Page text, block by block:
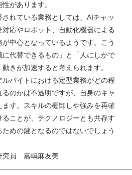
があります。
れている業務としては、AIチャッ
対応やロボット、自動化機器による
中心となっているようです。こう
に代替できるもの」と「人にしかで
きが加速すると考えられます。
バイトにおける定型業務がどの程
のかは不透明ですが、自身のキャ
ます。スキルの棚卸しや強みを再確
ことが、テクノロジーとも共存す
めの鍵となるのではないでしょう
究員 嘉嶋麻友美